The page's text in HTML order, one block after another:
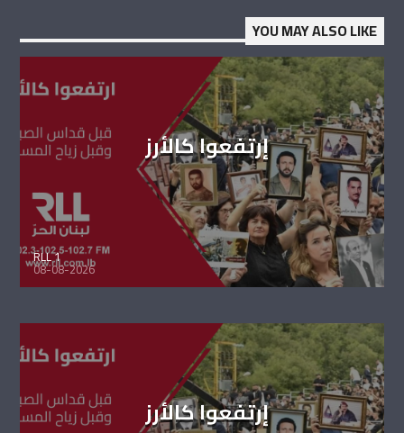
YOU MAY ALSO LIKE
إرتفعوا كالأرز
RLL 1
08-08-2026
إرتفعوا كالأرز